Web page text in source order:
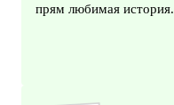
прям любимая история.